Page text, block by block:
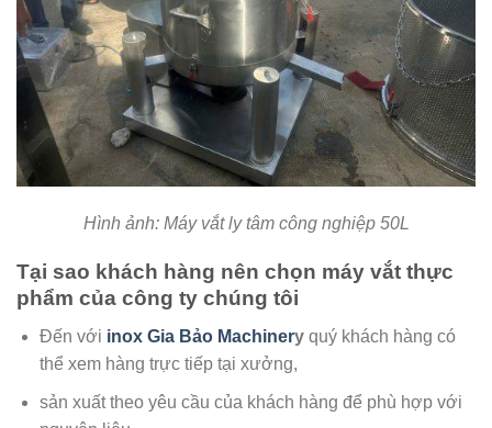
Hình ảnh: Máy vắt ly tâm công nghiệp 50L
Tại sao khách hàng nên chọn máy vắt thực
phẩm của công ty chúng tôi
Đến với inox Gia Bảo Machinery quý khách hàng có
thể xem hàng trực tiếp tại xưởng,
sản xuất theo yêu cầu của khách hàng để phù hợp với